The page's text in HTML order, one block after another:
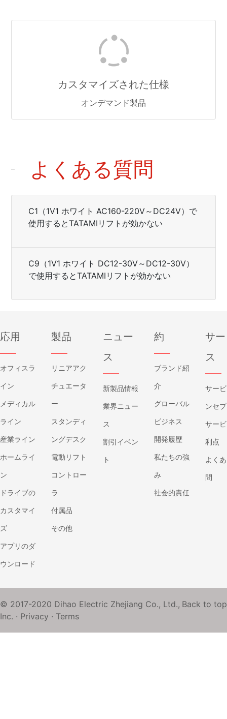
カスタマイズされた仕様
オンデマンド製品
よくある質問
C1（1V1 ホワイト AC160-220V～DC24V）で
使用するとTATAMIリフトが効かない
C9（1V1 ホワイト DC12-30V～DC12-30V）
で使用するとTATAMIリフトが効かない
応用
——
オフィスラ
イン
メディカル
ライン
産業ライン
ホームライ
ン
ドライブの
カスタマイ
ズ
アプリのダ
ウンロード
製品
——
リニアアク
チュエータ
ー
スタンディ
ングデスク
電動リフト
コントロー
ラ
付属品
その他
ニュー
ス
——
新製品情報
業界ニュー
ス
割引イベン
ト
約
——
ブランド紹
介
グローバル
ビジネス
開発履歴
私たちの強
み
社会的責任
サ
ス
——
サー
ンセ
サー
利点
よく
問
Back to top
© 2017-2020 Dihao Electric Zhejiang Co., Ltd.,
Inc. · Privacy · Terms